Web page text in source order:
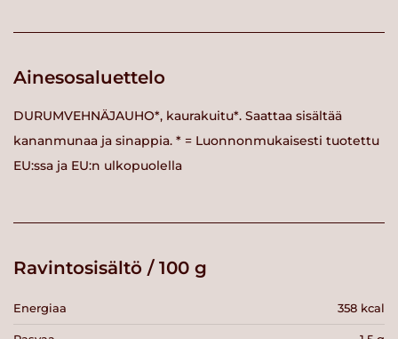
Ainesosaluettelo
DURUMVEHNÄJAUHO*, kaurakuitu*. Saattaa sisältää
kananmunaa ja sinappia. * = Luonnonmukaisesti tuotettu
EU:ssa ja EU:n ulkopuolella
Ravintosisältö / 100 g
Energiaa 358 kcal